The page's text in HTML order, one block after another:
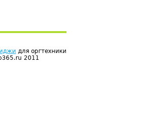
для оргтехники
2011